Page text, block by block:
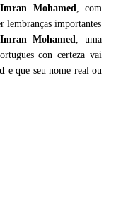
Imran Mohamed, com
lembranças importantes
Imran Mohamed, uma
con certeza vai
e que seu nome real ou